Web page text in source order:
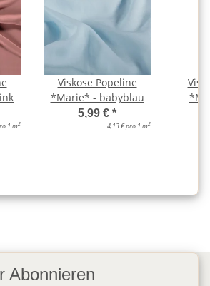
1 m2
Viskose Popeline
*Marie* - babyblau
5,99 € *
4,13 € pro 1 m2
Abonnieren